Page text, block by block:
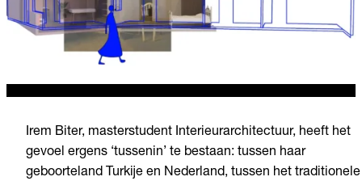
Irem Biter, masterstudent Interieurarchitectuur, heeft het
gevoel ergens ‘tussenin’ te bestaan: tussen haar
geboorteland Turkije en Nederland, tussen het traditionele